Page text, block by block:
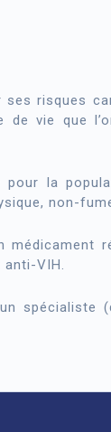
risques
vie que
la
non-
VIH.
spécialiste